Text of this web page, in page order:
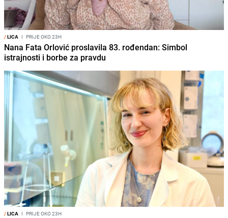
/LICA I PRIJE OKO 23H
Nana Fata Orlović proslavila 83. rođendan: Simbol
istrajnosti i borbe za pravdu
/LICA I PRIJE OKO 23H